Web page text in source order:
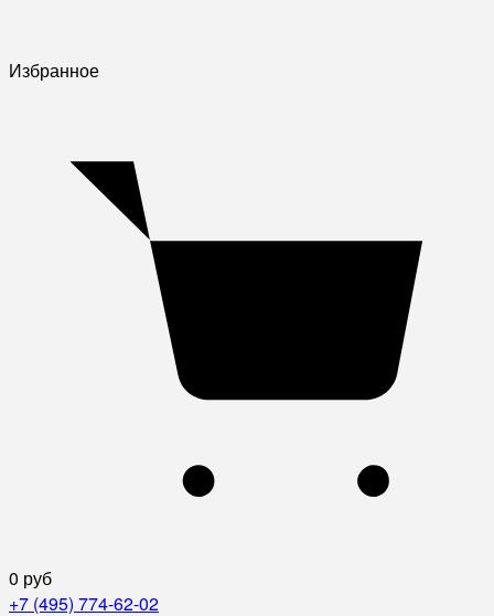
Избранное
0 руб
+7 (495) 774-62-02